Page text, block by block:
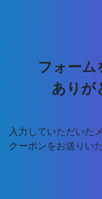
フォーム
ありが
入力していただいた
クーポンをお送りい